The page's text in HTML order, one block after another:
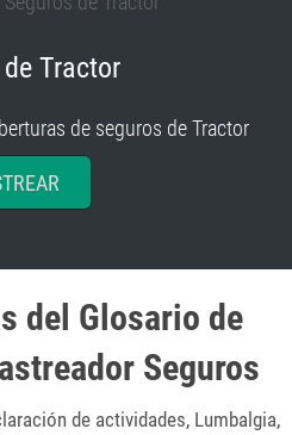
Tractor
de seguros de Tractor
del Glosario de
Seguros
de actividades, Lumbalgia,